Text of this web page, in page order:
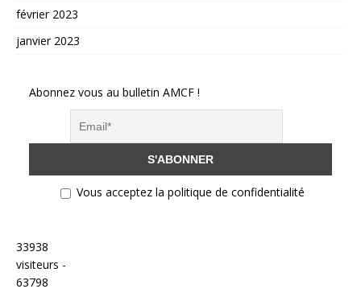
février 2023
janvier 2023
Abonnez vous au bulletin AMCF !
Vous acceptez la politique de confidentialité
33938
visiteurs -
63798